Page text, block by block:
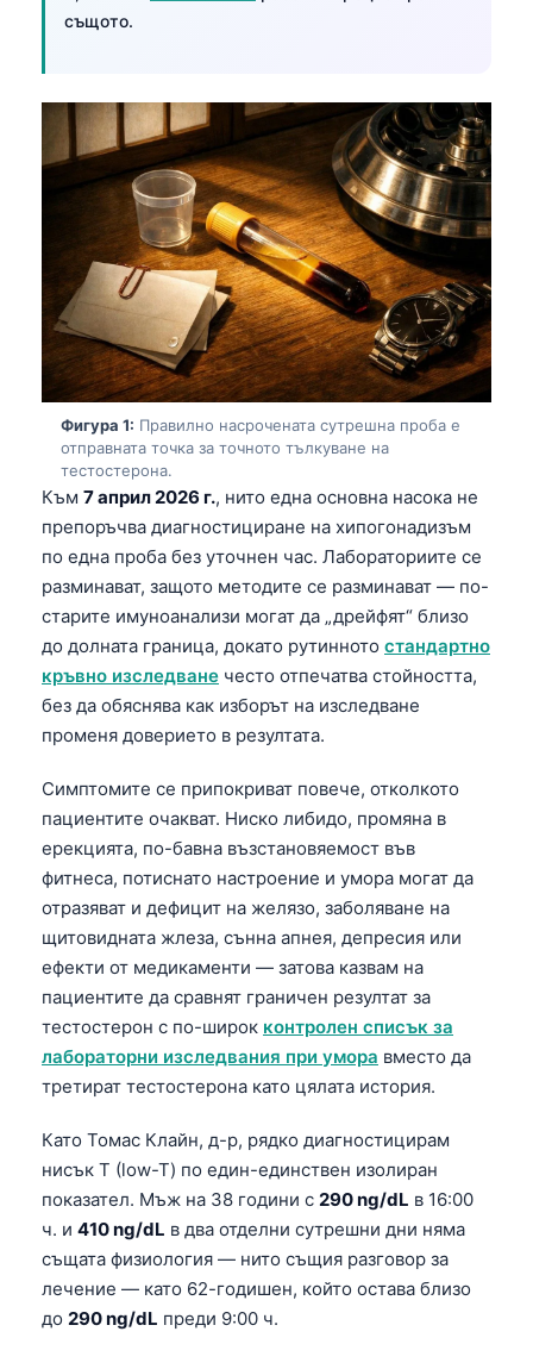
същото.
Фигура 1: Правилно насрочената сутрешна проба е
отправната точка за точното тълкуване на
тестостерона.
Към 7 април 2026 г., нито една основна насока не
препоръчва диагностициране на хипогонадизъм
по една проба без уточнен час. Лабораториите се
разминават, защото методите се разминават — по-
старите имуноанализи могат да „дрейфят“ близо
до долната граница, докато рутинното стандартно
кръвно изследване често отпечатва стойността,
без да обяснява как изборът на изследване
променя доверието в резултата.
Симптомите се припокриват повече, отколкото
пациентите очакват. Ниско либидо, промяна в
ерекцията, по-бавна възстановяемост във
фитнеса, потиснато настроение и умора могат да
отразяват и дефицит на желязо, заболяване на
щитовидната жлеза, сънна апнея, депресия или
ефекти от медикаменти — затова казвам на
пациентите да сравнят граничен резултат за
тестостерон с по-широк контролен списък за
лабораторни изследвания при умора вместо да
третират тестостерона като цялата история.
Като Томас Клайн, д-р, рядко диагностицирам
нисък Т (low-T) по един-единствен изолиран
показател. Мъж на 38 години с 290 ng/dL в 16:00
ч. и 410 ng/dL в два отделни сутрешни дни няма
същата физиология — нито същия разговор за
лечение — като 62-годишен, който остава близо
до 290 ng/dL преди 9:00 ч.